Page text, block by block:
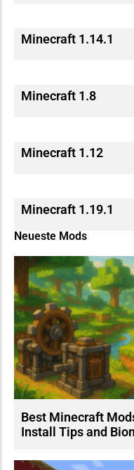
Minecraft 1.14.1
Minecraft 1.8
Minecraft 1.12
Minecraft 1.19.1
Neueste Mods
Best Minecraft
Install Tips and